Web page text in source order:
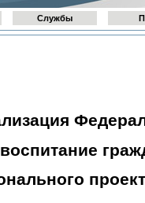
Службы